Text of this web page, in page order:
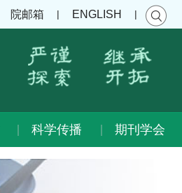
院邮箱 | ENGLISH |
科学传播 期刊学会